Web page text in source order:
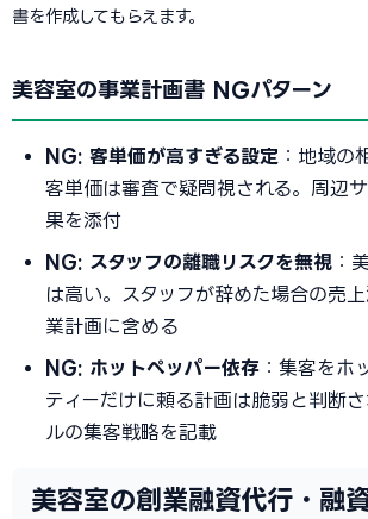
書を作成してもらえます。
美容室の事業計画書 NGパターン
NG: 客単価が高すぎる設定 ：地域の
客単価は審査で疑問視される。周辺
果を添付
NG: スタッフの離職リスクを無視 ：
は高い。スタッフが辞めた場合の売
業計画に含める
NG: ホットペッパー依存 ：集客をホ
ティーだけに頼る計画は脆弱と判断
ルの集客戦略を記載
美容室の創業融資代行・融